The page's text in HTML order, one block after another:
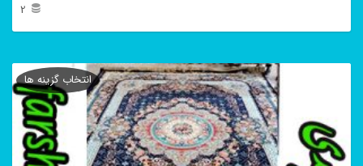
2
محصول
مختلفی
انتخاب گزینه ها